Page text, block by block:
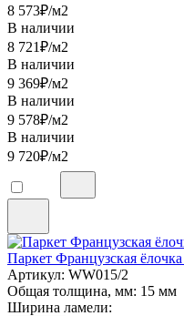
8 573₽/м2
В наличии
8 721₽/м2
В наличии
9 369₽/м2
В наличии
9 578₽/м2
В наличии
9 720₽/м2
Паркет Французская
Артикул: WW015/2
Общая толщина, мм: 15 мм
Ширина ламели: